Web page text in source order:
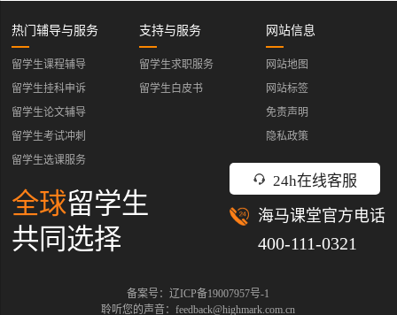
24h在线客服
海马课堂官方电话
400-111-0321
热门辅导与服务
留学生课程辅导
留学生挂科申诉
留学生论文辅导
留学生考试冲刺
留学生选课服务
支持与服务
留学生求职服务
留学生白皮书
网站信息
网站地图
网站标签
免责声明
隐私政策
全球留学生
共同选择
备案号：辽ICP备19007957号-1
聆听您的声音：feedback@highmark.com.cn